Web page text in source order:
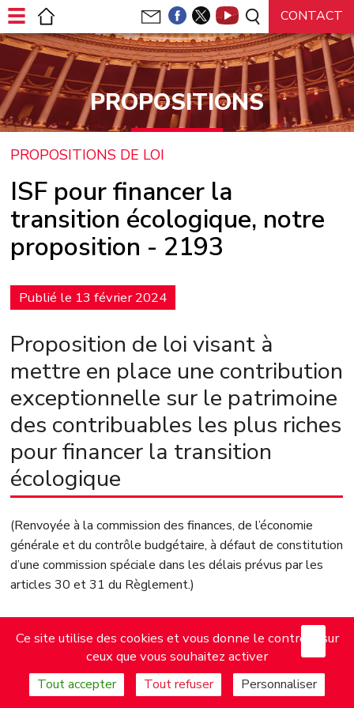
PROPOSITIONS
PROPOSITIONS DE LOI
ISF pour financer la
transition écologique, notre
proposition - 2193
Publié le 13 février 2024
Proposition de loi visant à
mettre en place une contribution
exceptionnelle sur le patrimoine
des contribuables les plus riches
pour financer la transition
écologique
(Renvoyée à la commission des finances, de l’économie
générale et du contrôle budgétaire, à défaut de constitution
d’une commission spéciale dans les délais prévus par les
articles 30 et 31 du Règlement.)
M. Nicolas SANSU, M. Édouard BÉNARD, Mme Soumya
BOUROUAHA, M. Jean-Victor CASTOR, M. Steve
Panneau de gestion des cookies
Ce site utilise des cookies et vous donne le contrôle sur
ceux que vous souhaitez activer
Tout accepter Tout refuser Personnaliser